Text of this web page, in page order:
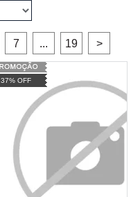
7 ... 19 >
37% OFF